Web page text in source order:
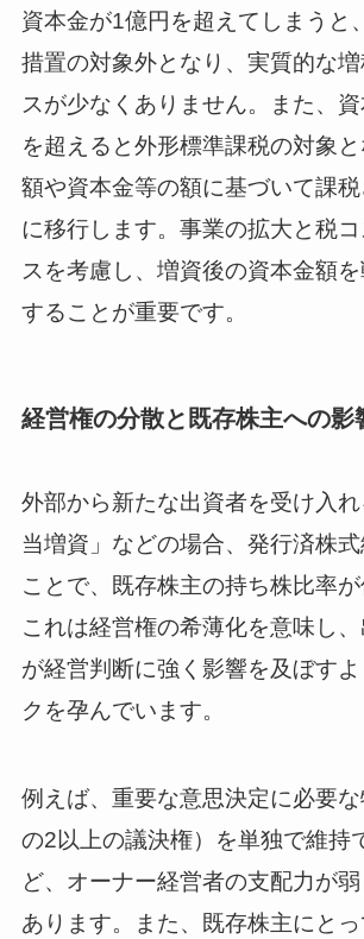
資本金が1億円を超えてしまうと
措置の対象外となり、実質的な
スが少なくありません。また、
を超えると外形標準課税の対象
額や資本金等の額に基づいて課
に移行します。事業の拡大と税
スを考慮し、増資後の資本金額
することが重要です。
経営権の分散と既存株主への影
外部から新たな出資者を受け入
当増資」などの場合、発行済株
ことで、既存株主の持ち株比率が
これは経営権の希薄化を意味し
が経営判断に強く影響を及ぼす
クを孕んでいます。
例えば、重要な意思決定に必要
の2以上の議決権）を単独で維持
ど、オーナー経営者の支配力が
あります。また、既存株主にと